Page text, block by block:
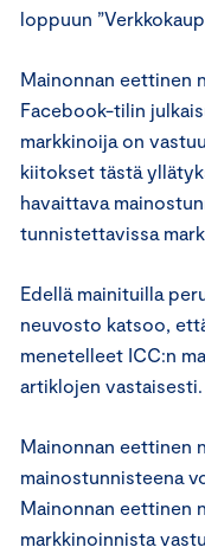
loppuun
Mainonnan eettinen
Facebook-tilin
markkinoija on
kiitokset tästä
havaittava
tunnistettavissa
Edellä mainituilla
neuvosto katsoo,
menetelleet ICC:n
artiklojen vastaisesti.
Mainonnan eettinen
mainostunnisteena
Mainonnan eettinen
markkinoinnista